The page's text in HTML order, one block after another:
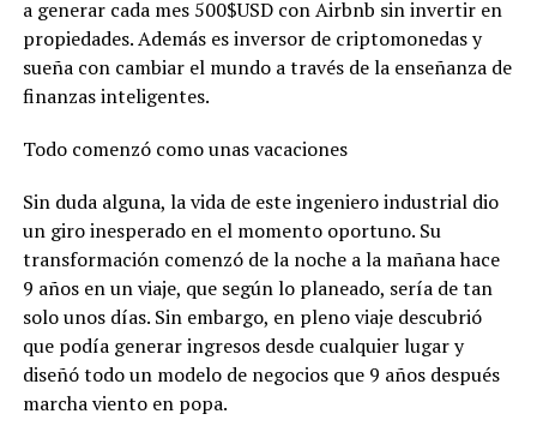
a generar cada mes 500$USD con Airbnb sin invertir en
propiedades. Además es inversor de criptomonedas y
sueña con cambiar el mundo a través de la enseñanza de
finanzas inteligentes.
Todo comenzó como unas vacaciones
Sin duda alguna, la vida de este ingeniero industrial dio
un giro inesperado en el momento oportuno. Su
transformación comenzó de la noche a la mañana hace
9 años en un viaje, que según lo planeado, sería de tan
solo unos días. Sin embargo, en pleno viaje descubrió
que podía generar ingresos desde cualquier lugar y
diseñó todo un modelo de negocios que 9 años después
marcha viento en popa.